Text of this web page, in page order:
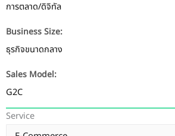
การตลาด/ดิจิทัล
Business Size:
ธุรกิจขนาดกลาง
Sales Model:
G2C
Service